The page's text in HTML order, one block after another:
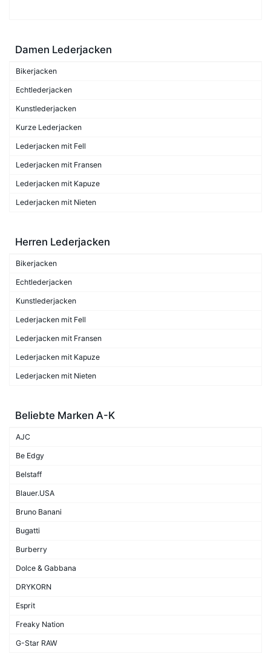
Damen Lederjacken
Bikerjacken
Echtlederjacken
Kunstlederjacken
Kurze Lederjacken
Lederjacken mit Fell
Lederjacken mit Fransen
Lederjacken mit Kapuze
Lederjacken mit Nieten
Herren Lederjacken
Bikerjacken
Echtlederjacken
Kunstlederjacken
Lederjacken mit Fell
Lederjacken mit Fransen
Lederjacken mit Kapuze
Lederjacken mit Nieten
Beliebte Marken A-K
AJC
Be Edgy
Belstaff
Blauer.USA
Bruno Banani
Bugatti
Burberry
Dolce & Gabbana
DRYKORN
Esprit
Freaky Nation
G-Star RAW